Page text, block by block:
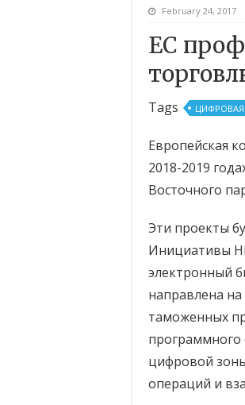
February 24, 2017
ЕС
Tags
Европейская
2018-2019
Восточного
Эти проекты
Инициативы
электронный
направлена
таможенных
программного
цифровой
операций и